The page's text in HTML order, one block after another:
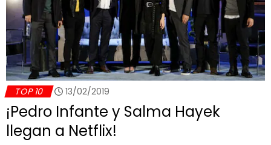
TOP 10 13/02/2019
¡Pedro Infante y Salma Hayek
llegan a Netflix!